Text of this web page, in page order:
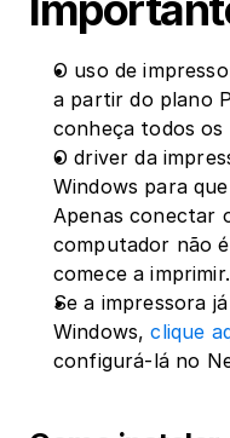
O uso de
a partir do plano
conheça todos os
O driver da
Windows para
Apenas conectar
computador não
comece a imprimir.
Se a impressora
Windows, clique
configurá-lá no